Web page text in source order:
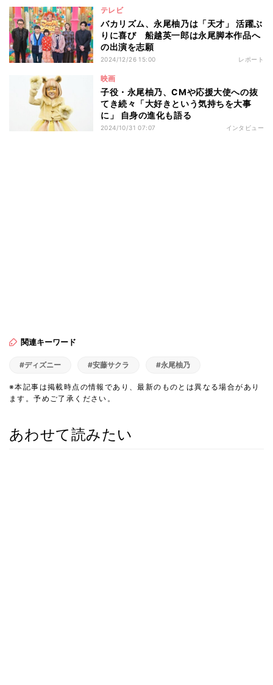
テレビ
バカリズム、永尾柚乃は「天才」 活躍ぶ
りに喜び 船越英一郎は永尾脚本作品へ
の出演を志願
2024/12/26 15:00 レポート
映画
子役・永尾柚乃、CMや応援大使への抜
てき続々「大好きという気持ちを大事
に」 自身の進化も語る
2024/10/31 07:07 インタビュー
関連キーワード
#ディズニー #安藤サクラ #永尾柚乃
※本記事は掲載時点の情報であり、最新のものとは異なる場合があり
ます。予めご了承ください。
あわせて読みたい